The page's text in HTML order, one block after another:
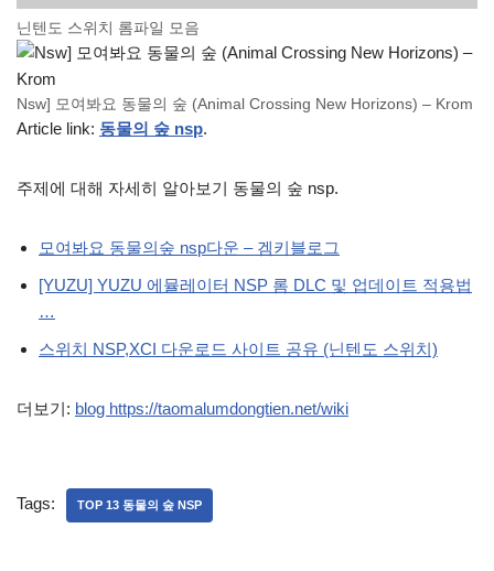
닌텐도 스위치 롬파일 모음
Nsw] 모여봐요 동물의 숲 (Animal Crossing New Horizons) – Krom
Article link: 동물의 숲 nsp.
주제에 대해 자세히 알아보기 동물의 숲 nsp.
모여봐요 동물의숲 nsp다운 – 겜키블로그
[YUZU] YUZU 에뮬레이터 NSP 롬 DLC 및 업데이트 적용법
…
스위치 NSP,XCI 다운로드 사이트 공유 (닌텐도 스위치)
더보기: blog https://taomalumdongtien.net/wiki
Tags: TOP 13 동물의 숲 NSP